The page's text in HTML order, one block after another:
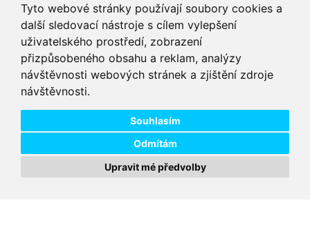
Tyto webové stránky používají soubory cookies a
další sledovací nástroje s cílem vylepšení
uživatelského prostředí, zobrazení
přizpůsobeného obsahu a reklam, analýzy
návštěvnosti webových stránek a zjištění zdroje
návštěvnosti.
Souhlasím
Odmítám
Upravit mé předvolby
VIP servis
na zakoupená
elektrokola
Testovací trať
možnost vyzkoušet si
elektrokola
Doprava ZDARMA
pro objednávky nad 1600 zboží skladem při
Copyright © 2026 DD PNEU s.r.o. Všechna práva vyhrazena. bb9